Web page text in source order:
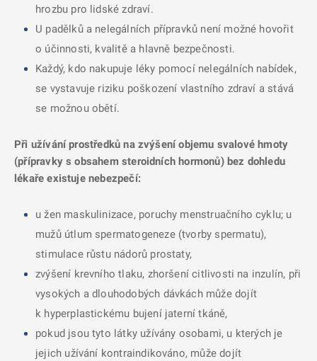
hrozbu pro lidské zdraví.
U padělků a nelegálních přípravků není možné hovořit
o účinnosti, kvalitě a hlavně bezpečnosti.
Každý, kdo nakupuje léky pomocí nelegálních nabídek,
se vystavuje riziku poškození vlastního zdraví a stává
se možnou obětí.
Při užívání prostředků na zvýšení objemu svalové hmoty
(přípravky s obsahem steroidních hormonů) bez dohledu
lékaře existuje nebezpečí:
u žen maskulinizace, poruchy menstruačního cyklu; u
mužů útlum spermatogeneze (tvorby spermatu),
stimulace růstu nádorů prostaty,
zvýšení krevního tlaku, zhoršení citlivosti na inzulín, při
vysokých a dlouhodobých dávkách může dojít
k hyperplastickému bujení jaterní tkáně,
pokud jsou tyto látky užívány osobami, u kterých je
jejich užívání kontraindikováno, může dojít